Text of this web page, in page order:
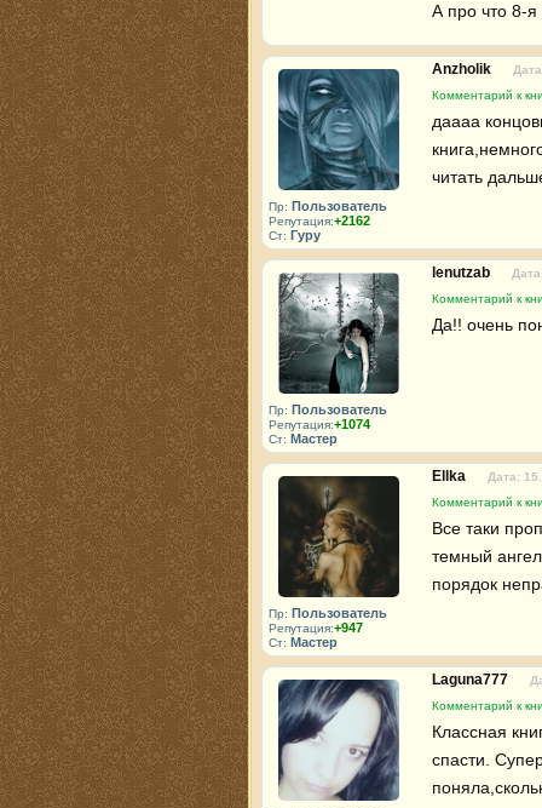
А про что 8-я
Пр: Пользователь
Репутация:+2162
Ст: Гуру
Anzholik
Комментарий к
даааа
читать
Пр: Пользователь
Репутация:+1074
Ст: Мастер
lenutzab
Комментарий к
Да!! очень
Пр: Пользователь
Репутация:+947
Ст: Мастер
Ellka
Дата:
Комментарий к
Все таки
темный
порядок
Laguna777
Комментарий к
Классная
спасти.